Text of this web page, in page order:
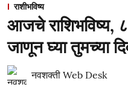
राशीभविष्य
आजचे
जाणून घ्या तुमच्या
नवशक्ती Web Desk